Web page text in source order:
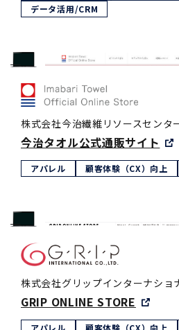
データ活用/CRM
株式会社今治繊維リソースセンタ
今治タオル公式通販サイト
アパレル 顧客体験（CX）向上
株式会社グリップインターナショ
GRIP ONLINE STORE
アパレル 顧客体験（CX）向上